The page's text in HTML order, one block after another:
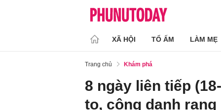
XÃ HỘI TỔ ẤM LÀM MẸ
Trang chủ Khám phá
8 ngày liên tiếp
to, công danh